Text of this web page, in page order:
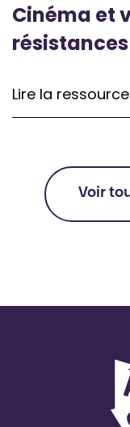
Cinéma et
Lire la ressource
Voir